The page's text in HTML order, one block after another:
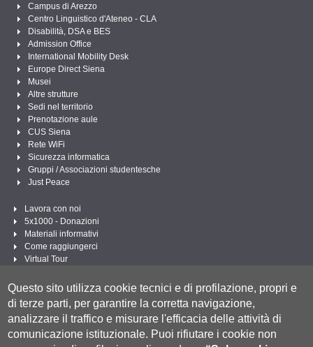
Campus di Arezzo
Centro Linguistico d'Ateneo - CLA
Disabilità, DSA e BES
Admission Office
International Mobility Desk
Europe Direct Siena
Musei
Altre strutture
Sedi nel territorio
Prenotazione aule
CUS Siena
Rete WiFi
Sicurezza informatica
Gruppi / Associazioni studentesche
Just Peace
Lavora con noi
5x1000 - Donazioni
Materiali informativi
Come raggiungerci
Virtual Tour
Segui UNISI
Questo sito utilizza cookie tecnici e di profilazione, propri e
di terze parti, per garantire la corretta navigazione,
analizzare il traffico e misurare l'efficacia delle attività di
comunicazione istituzionale. Puoi rifiutare i cookie non